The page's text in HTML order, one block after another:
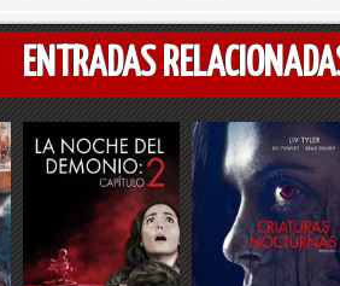
ENTRADAS